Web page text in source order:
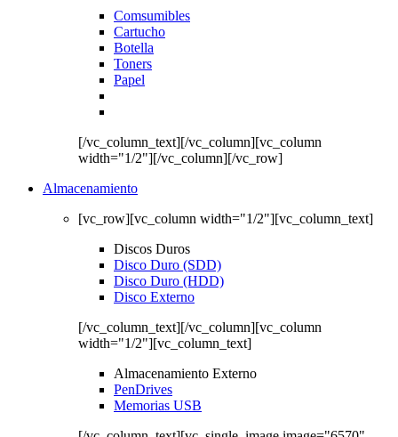
Comsumibles
Cartucho
Botella
Toners
Papel
[/vc_column_text][/vc_column][vc_column
width="1/2"][/vc_column][/vc_row]
Almacenamiento
[vc_row][vc_column width="1/2"][vc_column_text]
Discos Duros
Disco Duro (SDD)
Disco Duro (HDD)
Disco Externo
[/vc_column_text][/vc_column][vc_column
width="1/2"][vc_column_text]
Almacenamiento Externo
PenDrives
Memorias USB